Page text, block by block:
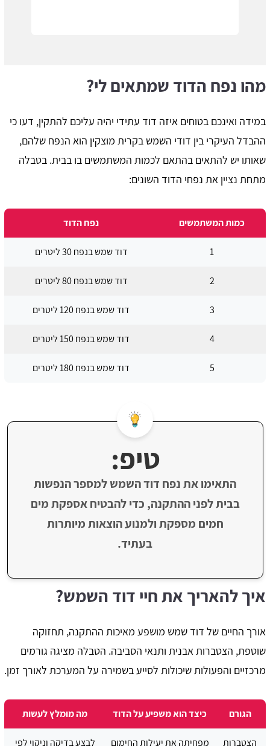
מהו נפח הדוד שמתאים לי?
במידה ואינכם בטוחים איזה דוד עתידי יהיה עליכם להתקין, דעו כי
ההבדל העיקרי בין דודי השמש בקרית מוצקין הוא הנפח שלהם,
שאותו יש להתאים בהתאם לכמות המשתמשים בו בבית. בטבלה
מתחת נציין את נפחי הדוד השונים:
כמות המשתמשים נפח הדוד
1 דוד שמש בנפח 30 ליטרים
2 דוד שמש בנפח 80 ליטרים
3 דוד שמש בנפח 120 ליטרים
4 דוד שמש בנפח 150 ליטרים
5 דוד שמש בנפח 180 ליטרים
טיפ:
התאימו את נפח דוד השמש למספר הנפשות
בבית לפני ההתקנה, כדי להבטיח אספקת מים
חמים מספקת ולמנוע הוצאות מיותרות
בעתיד.
איך להאריך את חיי דוד השמש?
אורך החיים של דוד שמש מושפע מאיכות ההתקנה, תחזוקה
שוטפת, הצטברות אבנית ותנאי הסביבה. הטבלה מציגה גורמים
מרכזיים והפעולות שיכולות לסייע בשמירה על המערכת לאורך זמן.
הגורם כיצד הוא משפיע על הדוד מה מומלץ לעשות
הצטברות
מפחיתה את יעילות החימום
לבצע בדיקה וניקוי לפי